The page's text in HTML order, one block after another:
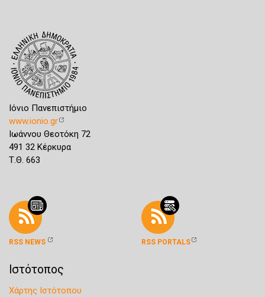
Ιόνιο Πανεπιστήμιο
www.ionio.gr
Ιωάννου Θεοτόκη 72
491 32 Κέρκυρα
Τ.Θ. 663
RSS NEWS RSS PORTALS
Ιστότοπος
Χάρτης Ιστότοπου